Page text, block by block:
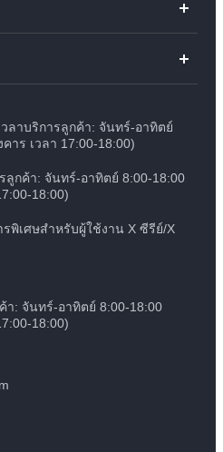
นของ vivo
คืนค่า Log
วลาบริการลูกค้า: จันทร์-อาทิตย์
าร เวลา 17:00-18:00)
ลูกค้า: จันทร์-อาทิตย์ 8:00-18:00
18:00)
พิเศษสำหรับผู้ใช้งาน X ซีรีย์/X
า: จันทร์-อาทิตย์ 8:00-18:00
18:00)